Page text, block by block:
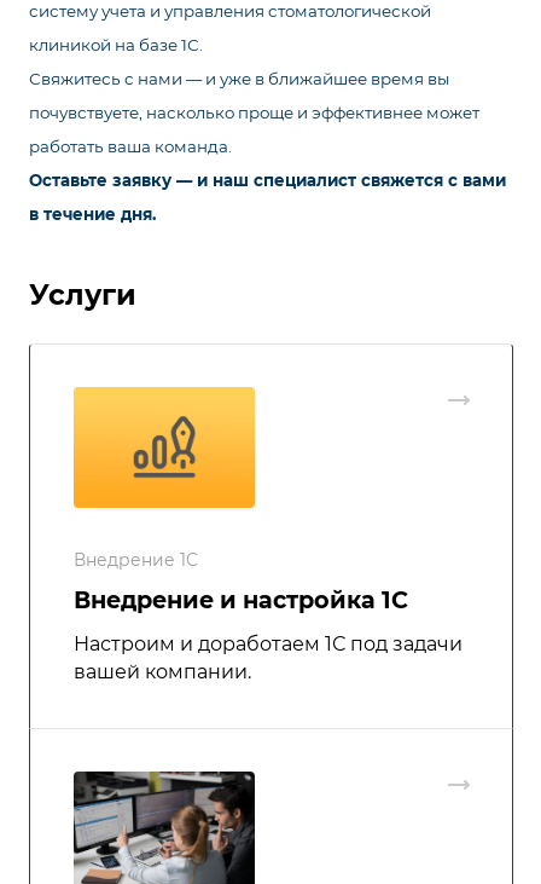
систему учета и управления стоматологической
клиникой на базе 1С.
Свяжитесь с нами — и уже в ближайшее время вы
почувствуете, насколько проще и эффективнее может
работать ваша команда.
Оставьте заявку — и наш специалист свяжется с вами
в течение дня.
Услуги
Внедрение 1С
Внедрение и настройка 1C
Настроим и доработаем 1С под задачи
вашей компании.